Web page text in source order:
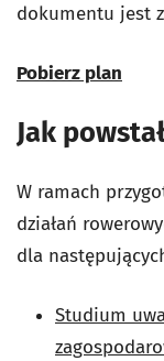
dokumentu jest
Pobierz plan
Jak
W ramach
działań
dla
Studium